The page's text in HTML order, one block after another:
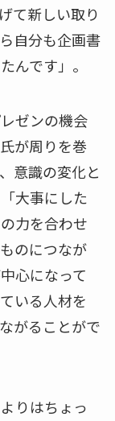
て新しい取り
自分も企画書
んです」。
ゼンの機会
が周りを巻
意識の変化と
大事にした
力を合わせ
のにつなが
心になって
いる人材を
がることがで
りはちょっ